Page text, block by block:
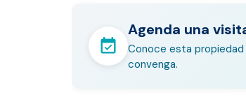
En pocos minutos
event_available
Agenda una
Conoce esta propiedad
convenga.